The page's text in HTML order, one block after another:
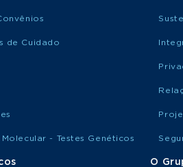
de Cuidado
- Testes Genéticos
O